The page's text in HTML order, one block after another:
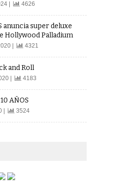
| 4626
anuncia super deluxe
Hollywood Palladium
| 4321
and Roll
| 4183
AÑOS
| 3524